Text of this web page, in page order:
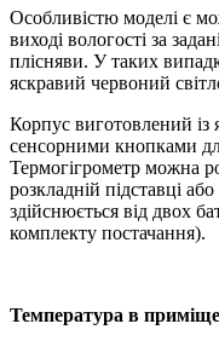
Особливістю моделі є
виході вологості за
плісняви. У таких
яскравий червоний
Корпус виготовлений із
сенсорними кнопками
Термогігрометр можна
розкладній підставці
здійснюється від двох
комплекту постачання).
Температура в